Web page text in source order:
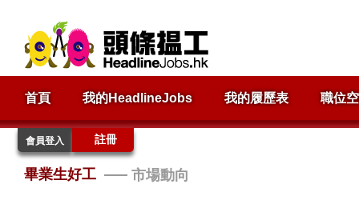
首頁 我的HeadlineJobs 我的履歷表 職位
會員登入 註冊
畢業生好工 市場動向